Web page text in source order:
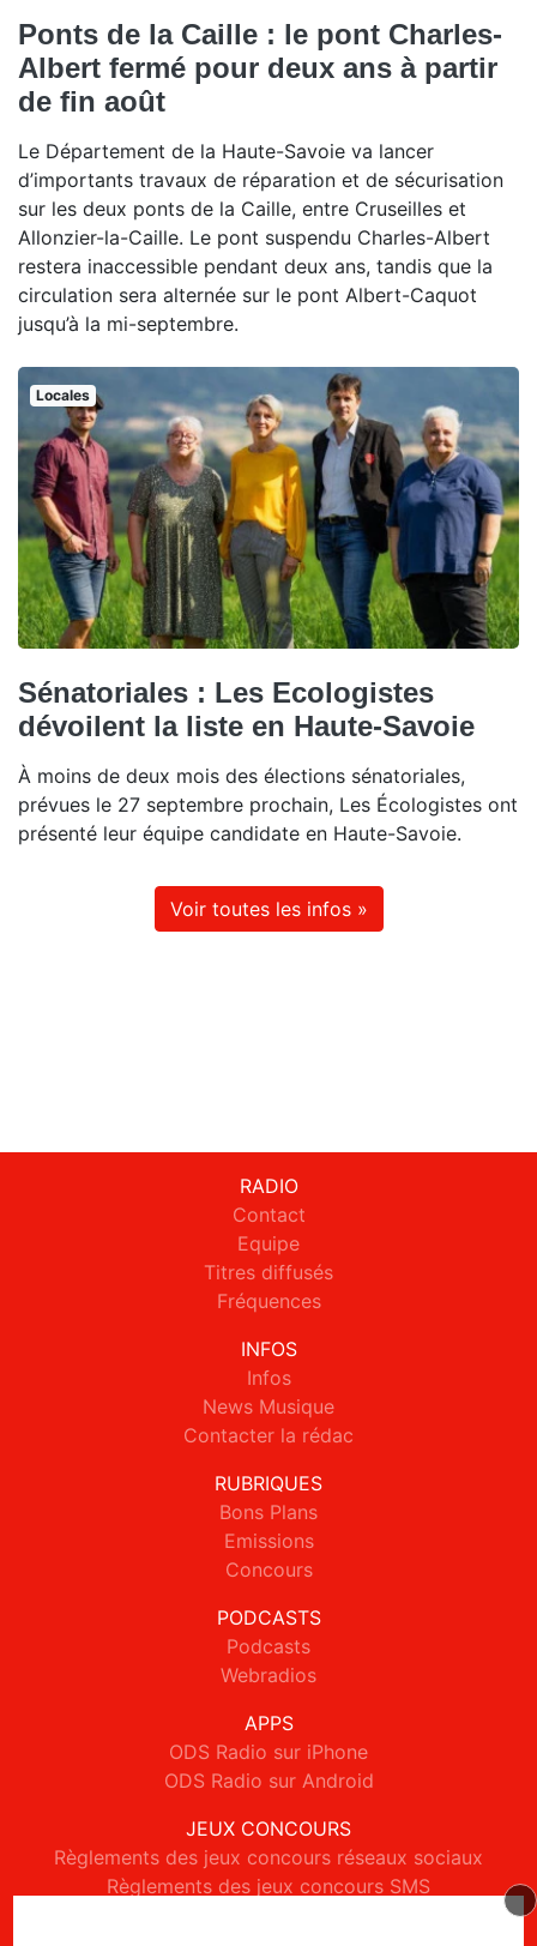
Ponts de la Caille : le pont Charles-
Albert fermé pour deux ans à partir
de fin août
Le Département de la Haute-Savoie va lancer
d’importants travaux de réparation et de sécurisation
sur les deux ponts de la Caille, entre Cruseilles et
Allonzier-la-Caille. Le pont suspendu Charles-Albert
restera inaccessible pendant deux ans, tandis que la
circulation sera alternée sur le pont Albert-Caquot
jusqu’à la mi-septembre.
Locales
Sénatoriales : Les Ecologistes
dévoilent la liste en Haute-Savoie
À moins de deux mois des élections sénatoriales,
prévues le 27 septembre prochain, Les Écologistes ont
présenté leur équipe candidate en Haute-Savoie.
Voir toutes les infos »
RADIO
Contact
Equipe
Titres diffusés
Fréquences
INFOS
Infos
News Musique
Contacter la rédac
RUBRIQUES
Bons Plans
Emissions
Concours
PODCASTS
Podcasts
Webradios
APPS
ODS Radio sur iPhone
ODS Radio sur Android
JEUX CONCOURS
Règlements des jeux concours réseaux sociaux
Règlements des jeux concours SMS